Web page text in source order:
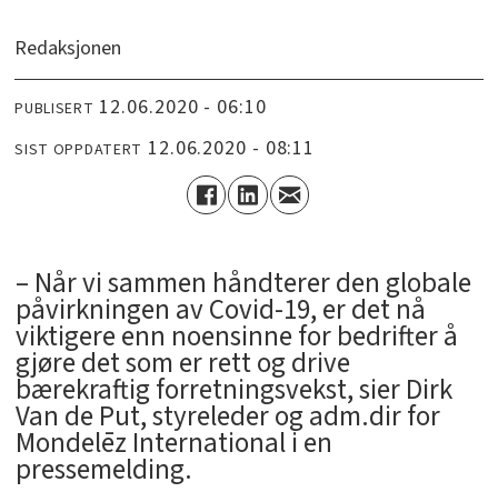
Redaksjonen
PUBLISERT 12.06.2020 - 06:10
SIST OPPDATERT 12.06.2020 - 08:11
– Når vi sammen håndterer den globale
påvirkningen av Covid-19, er det nå
viktigere enn noensinne for bedrifter å
gjøre det som er rett og drive
bærekraftig forretningsvekst, sier Dirk
Van de Put, styreleder og adm.dir for
Mondelēz International i en
pressemelding.